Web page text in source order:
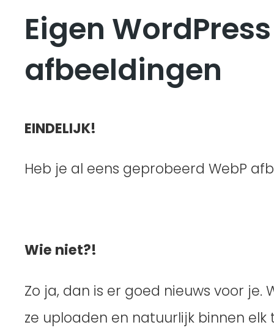
Eigen
afbeeldingen
EINDELIJK!
Heb je al eens geprobeerd WebP
Wie niet?!
Zo ja, dan is er goed nieuws voor
ze uploaden en natuurlijk binnen